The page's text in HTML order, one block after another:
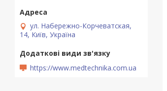
ул. Набережно-Корчеватская,
14, Київ, Україна
https://www.medtechnika.com.ua